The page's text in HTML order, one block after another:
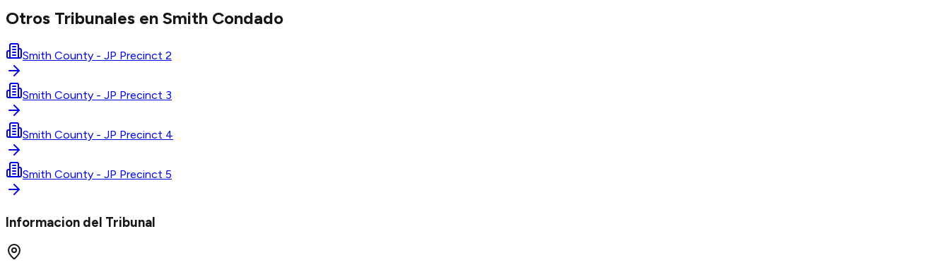
Otros Tribunales en Smith Condado
Smith County - JP Precinct 2
Smith County - JP Precinct 3
Smith County - JP Precinct 4
Smith County - JP Precinct 5
Informacion del Tribunal